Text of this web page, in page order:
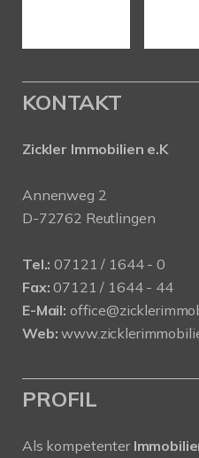
KONTAKT
Zickler Immobilien e.K
Annenweg 2
D-72762 Reutlingen
Tel.: 07121 / 1644 - 0
Fax: 07121 / 1644 - 44
E-Mail:
Web:
PROFIL
Als kompetenter